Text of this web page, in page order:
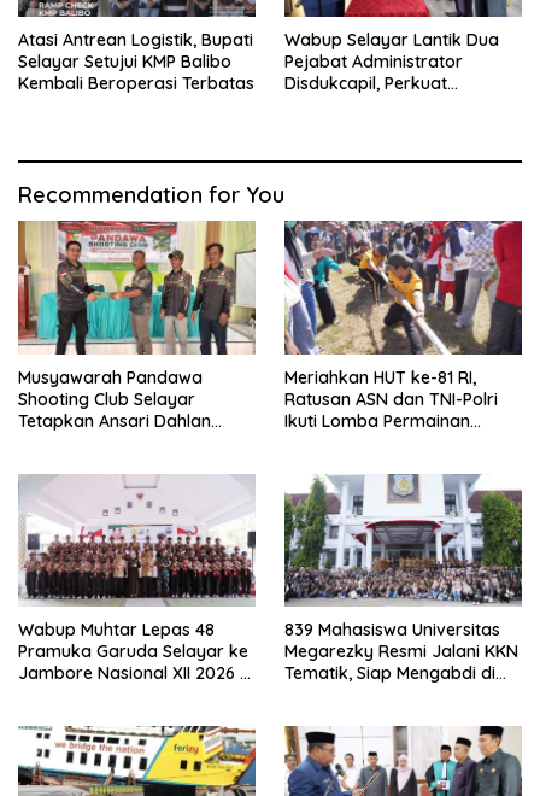
Atasi Antrean Logistik, Bupati
Selayar Setujui KMP Balibo
Kembali Beroperasi Terbatas
Wabup Selayar Lantik Dua
Pejabat Administrator
Disdukcapil, Perkuat
Recommendation for You
Musyawarah Pandawa
Shooting Club Selayar
Tetapkan Ansari Dahlan
Meriahkan HUT ke-81 RI,
Ratusan ASN dan TNI-Polri
Ikuti Lomba Permainan
Wabup Muhtar Lepas 48
Pramuka Garuda Selayar ke
Jambore Nasional XII 2026 di
839 Mahasiswa Universitas
Megarezky Resmi Jalani KKN
Tematik, Siap Mengabdi di